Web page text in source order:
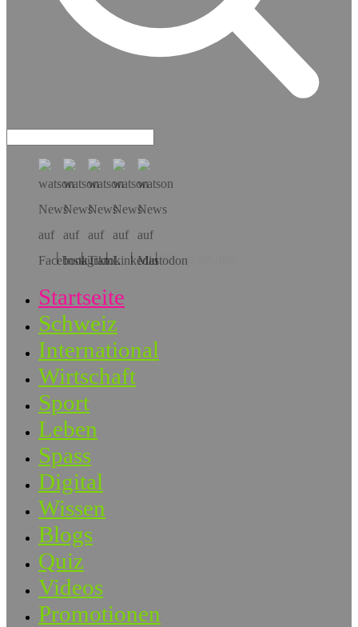
Hol dir die App!
Startseite
Schweiz
International
Wirtschaft
Sport
Leben
Spass
Digital
Wissen
Blogs
Quiz
Videos
Promotionen